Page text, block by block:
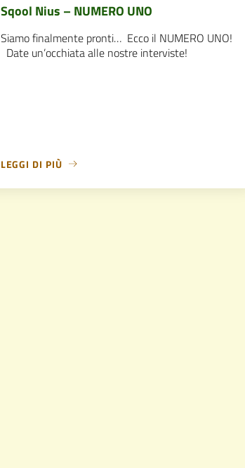
Sqool Nius – NUMERO UNO
Siamo finalmente pronti… Ecco il NUMERO UNO!
Date un’occhiata alle nostre interviste!
LEGGI DI PIÙ